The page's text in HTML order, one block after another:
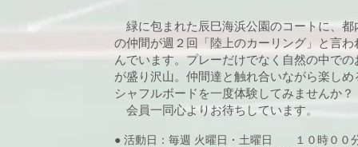
緑に包まれた辰巳海浜公園のコートに、
の仲間が週２回「陸上のカーリング」と言
んでいます。プレーだけでなく自然の中で
が盛り沢山。仲間達と触れ合いながら楽し
シャフルボードを一度体験してみませんか
会員一同心よりお待ちしています。
● 活動日： 毎週 火曜日・土曜日 １０時００